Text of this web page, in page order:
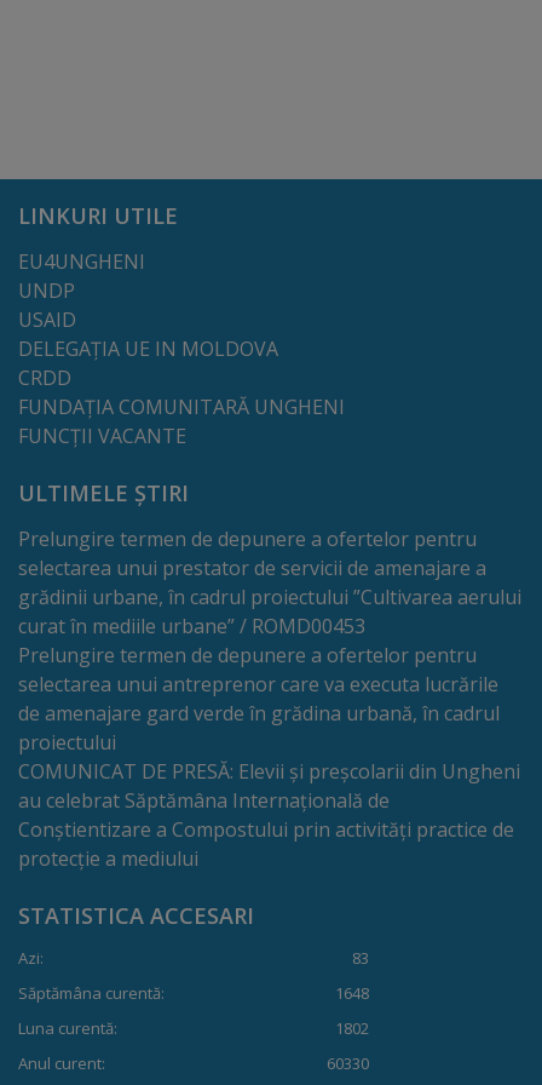
în
grădiniță/Plăți
Înterprinderi
municipale
Comgaz-
Plus
Modele
de
cerere
Arhitectură
și
urbanism
Transparență
decizională
Proiecte
decizii
Decizii
LINKURI UTILE
EU4UNGHENI
UNDP
USAID
DELEGAȚIA UE IN MOLDOVA
CRDD
FUNDAȚIA COMUNITARĂ UNGHENI
FUNCȚII VACANTE
ULTIMELE ȘTIRI
Prelungire termen de depunere a ofertelor pentru
selectarea unui prestator de servicii de amenajare a
grădinii urbane, în cadrul proiectului ”Cultivarea aerului
curat în mediile urbane” / ROMD00453
Prelungire termen de depunere a ofertelor pentru
selectarea unui antreprenor care va executa lucrările
de amenajare gard verde în grădina urbană, în cadrul
proiectului
COMUNICAT DE PRESĂ: Elevii și preșcolarii din Ungheni
au celebrat Săptămâna Internațională de
Conștientizare a Compostului prin activități practice de
protecție a mediului
STATISTICA ACCESARI
Azi:
83
Săptămâna curentă:
1648
Luna curentă:
1802
Anul curent:
60330